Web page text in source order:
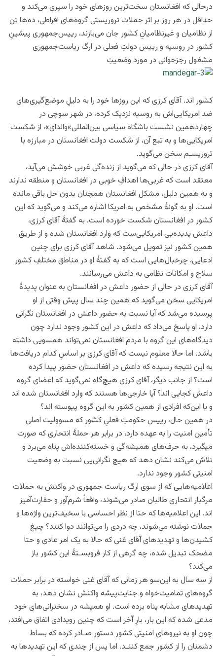
درحالی که افغانستان سخت‌ترین روزهای خود را سپری می‌کند و
حداقل در هر روز بر اثر حملات تروریستی گروه‌های افراطی، ده‌ها تن
از نظامیان و غیرنظامیانِ کشور جان می‌بازند، رییس‌جمهوری پیشینِ
کشور در روسیه و رییس دولتِ فعلی در ارگ ریاست‌جمهوری
مشغول رجزخوانی در مورد وضعیتِ
کشور اند. آقای کرزی که این روزها خود را به دلیلِ موضع‌گیری‌های
ضد امریکایی‌اش به روسیه نزدیک کرده، در شهر سوچی در
چهاردهمین نشست باشگاه سیاسی بین‌المللی»والدای»، از شکست
امریکایی‌ها و به تبع آن، از شکست دولت افغانستان در مبارزه با
تروریسـم سخن می‌گوید.
آقای کرزی در حالی که می‌گوید از زنده‌گی غربی خوشش می‌آید،
معتقد است که غربی‌ها اهدافِ خوبی در افغانستان و منطقه ندارند
و به همین دلیل، مشکل افغانستان همچنان بدون حل باقی مانده
است. او به گونۀ مشخص به امریکا اشاره می‌کند و می‌گوید که این
کشور در افغانستان شکست خورده است. به گفتۀ آقای کرزی،
داعش پدیده‌یی امریکایی‌ست که وارد افغانستان شده و از طریق
همین کشور نیز تمویل می‌شود. شاهد آقای کرزی برای چنین
ادعایی، چرخبال‌هایی است که به گفتۀ او در مناطق مختلفِ کشور
سلاح و امکانات نظامی به داعش می‌رسانند.
آقای کرزی در حالی از حضور داعش در افغانستان به عنوان پدیدۀ
امریکایی سخن می‌گوید که همین چند سال پیش وقتی از او
پرسیده می‌شد که آیا نسبت به حضور داعش در افغانستان نگرانی
دارد، او پاسخ می‌داد که داعش در این کشور وجود ندارد چون
دیدگاه‌های این گروه با مردم افغانستان نمی‌تواند همسویی داشته
باشد. اما حالا معلوم نیست که آقای کرزی بر اساسِ کدام دریافت‌ها
به این نتیجه رسیده که داعش در افغانستان حضور پیدا کرده
است؟ از جانب دیگر، آقای کرزی هیچ‌گاه نمی‌گوید که اعضای گروه
داعش کجایی اند؟ آیا خارجی‌ها هستند که وارد افغانستان شده اند
و یا این‌که افرادی از همین کشور به این گروه پیوسته اند؟
در همین حال، رییس‌ حکومتِ فعلیِ کشور که مسوولیت اصلی
تأمین امنیت را به عهده دارد، در برابر هر حملۀ انتحاری که صورت
می‎گیرد، به حرف‌های همیشه‌گی و خسته‌کننده‌اش پناه می‌برد و
تلاش می‌کند نشان دهد که هیچ نگرانی‌یی نسبت به وضعیت
امنیتی کشور وجود ندارد.
اعلامیه‌هایی که از سوی ارگ ریاست جمهوری در واکنش به حملات
مرگبار انتحاری طالبان صادر می‌شوند، واقعاً شرم‌آور و حقارت‌آمیز
اند. این اعلامیه‌ها که حتا از نظر احساسی با سخیف‌ترین واژه‌ها و
جملات نوشته می‌شوند، چه دردی را می‌توانند دوا کنند؟ چیغ
کشیدن‌ها و تهدیدهای آقای غنی که حالا به یک امر عادی و حتا
مضحک تبدیل شده، چه گرهی از کار فروبسـتۀ این کشور باز
می‌کند؟
از سه سال به این‌سو هر زمانی که آقای غنی خواسته در برابر حملات
گروه‌های تمامیت‌خواه و جنایت‌پیشه واکنش نشان دهد، به
تهدید‌های مشابه پناه برده است. او همیشه در سخنرانی‌های خود
مدعی شده که این بار، بارِ آخر است که چنین رویدادی اتفاق می‌افتد،
چون او به نیروهای امنیتی کشور دستور صـادر کرده که بساط
دشمنان را از کشور جمع کننـد. اما پس از چندی که این تهدیدها به